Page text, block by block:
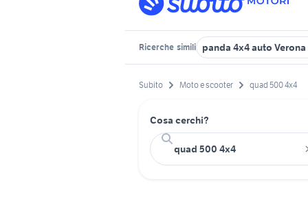
Ricerche simili panda 4x4 auto
Subito Moto e scooter quad 500 4x4
Cosa cerchi?